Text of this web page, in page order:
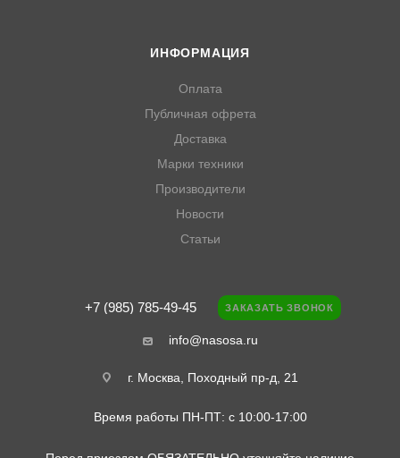
ИНФОРМАЦИЯ
Оплата
Публичная офрета
Доставка
Марки техники
Производители
Новости
Статьи
+7 (985) 785-49-45 ЗАКАЗАТЬ ЗВОНОК
info@nasosa.ru
г. Москва, Походный пр-д, 21
Время работы ПН-ПТ: с 10:00-17:00